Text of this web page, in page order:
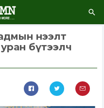
нээлт
бүтээлч